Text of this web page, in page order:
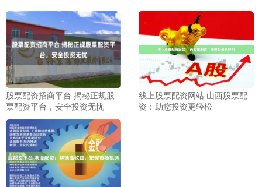
股票配资招商平台 揭秘正规股
票配资平台，安全投资无忧
线上股票配资网站 山西股票配
资：助您投资更轻松